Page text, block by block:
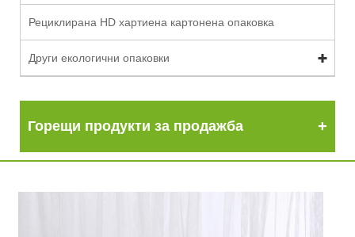
Рециклирана HD хартиена картонена опаковка
Други екологични опаковки
Горещи продукти за продажба